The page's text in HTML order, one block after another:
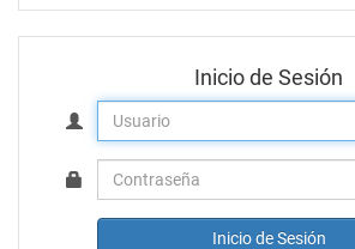
Inicio de Sesión
Inicio de Sesión